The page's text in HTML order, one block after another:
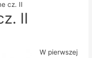
cz. II
II
W pierwszej